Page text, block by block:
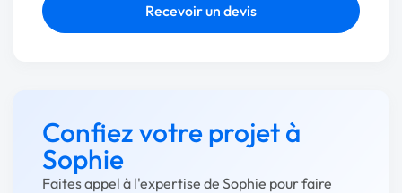
Recevoir un devis
Confiez votre projet à
Sophie
Faites appel à l'expertise de Sophie pour faire